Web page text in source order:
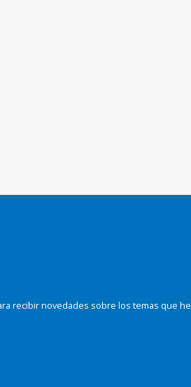
recibir novedades sobre los temas que he